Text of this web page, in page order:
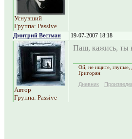
Уснувший
Группа: Passive
Дмитрий Вестман 19-07-2007 18:18
Автор
Группа: Passive
Паш, кажись, ты
Ой, не ищите, глупые,
Григорян
Дневник